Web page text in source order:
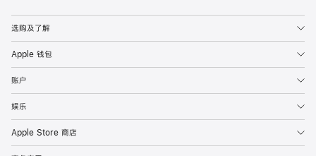
选购及了解
Apple 钱包
账户
娱乐
Apple Store 商店